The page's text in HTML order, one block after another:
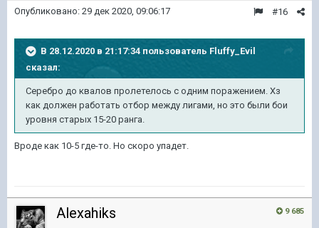
#16
Опубликовано: 29 дек 2020, 09:06:17
В 28.12.2020 в 21:17:34 пользователь Fluffy_Evil
сказал:
Серебро до квалов пролетелось с одним поражением. Хз
как должен работать отбор между лигами, но это были бои
уровня старых 15-20 ранга.
Вроде как 10-5 где-то. Но скоро упадет.
9 685
Alexahiks